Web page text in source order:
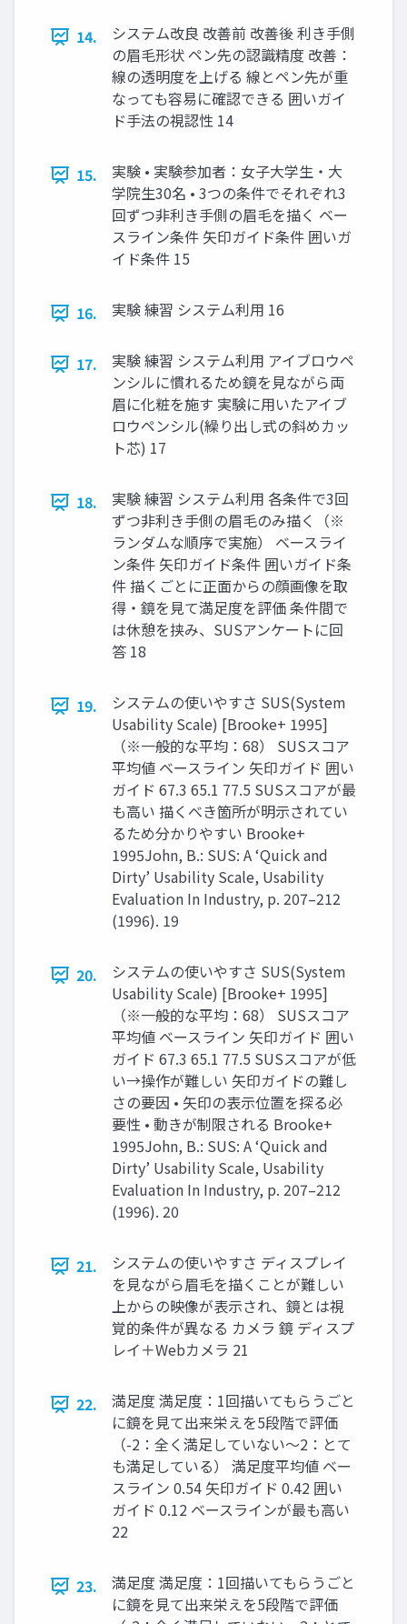
14.
システム改良 改善前 改善後 利き手側
の眉毛形状 ペン先の認識精度 改善：
線の透明度を上げる 線とペン先が重
なっても容易に確認できる 囲いガイ
ド手法の視認性 14
15.
実験 • 実験参加者：女子大学生・大
学院生30名 • 3つの条件でそれぞれ3
回ずつ非利き手側の眉毛を描く ベー
スライン条件 矢印ガイド条件 囲いガ
イド条件 15
16. 実験 練習 システム利用 16
17.
実験 練習 システム利用 アイブロウペ
ンシルに慣れるため鏡を見ながら両
眉に化粧を施す 実験に用いたアイブ
ロウペンシル(繰り出し式の斜めカッ
ト芯) 17
18.
実験 練習 システム利用 各条件で3回
ずつ非利き手側の眉毛のみ描く（※
ランダムな順序で実施） ベースライ
ン条件 矢印ガイド条件 囲いガイド条
件 描くごとに正面からの顔画像を取
得・鏡を見て満足度を評価 条件間で
は休憩を挟み、SUSアンケートに回
答 18
19.
システムの使いやすさ SUS(System
Usability Scale) [Brooke+ 1995]
（※一般的な平均：68） SUSスコア
平均値 ベースライン 矢印ガイド 囲い
ガイド 67.3 65.1 77.5 SUSスコアが最
も高い 描くべき箇所が明示されてい
るため分かりやすい Brooke+
1995John, B.: SUS: A ‘Quick and
Dirty’ Usability Scale, Usability
Evaluation In Industry, p. 207–212
(1996). 19
20.
システムの使いやすさ SUS(System
Usability Scale) [Brooke+ 1995]
（※一般的な平均：68） SUSスコア
平均値 ベースライン 矢印ガイド 囲い
ガイド 67.3 65.1 77.5 SUSスコアが低
い→操作が難しい 矢印ガイドの難し
さの要因 • 矢印の表示位置を探る必
要性 • 動きが制限される Brooke+
1995John, B.: SUS: A ‘Quick and
Dirty’ Usability Scale, Usability
Evaluation In Industry, p. 207–212
(1996). 20
21.
システムの使いやすさ ディスプレイ
を見ながら眉毛を描くことが難しい
上からの映像が表示され、鏡とは視
覚的条件が異なる カメラ 鏡 ディスプ
レイ＋Webカメラ 21
22.
満足度 満足度：1回描いてもらうごと
に鏡を見て出来栄えを5段階で評価
（-2：全く満足していない～2：とて
も満足している） 満足度平均値 ベー
スライン 0.54 矢印ガイド 0.42 囲い
ガイド 0.12 ベースラインが最も高い
22
23.
満足度 満足度：1回描いてもらうごと
に鏡を見て出来栄えを5段階で評価